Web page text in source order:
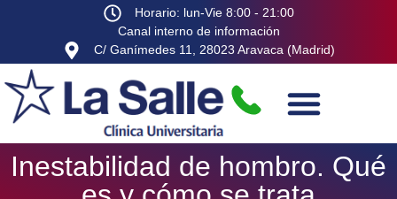
Horario: lun-Vie 8:00 - 21:00
Canal interno de información
C/ Ganímedes 11, 28023 Aravaca (Madrid)
Inestabilidad de hombro. Qué